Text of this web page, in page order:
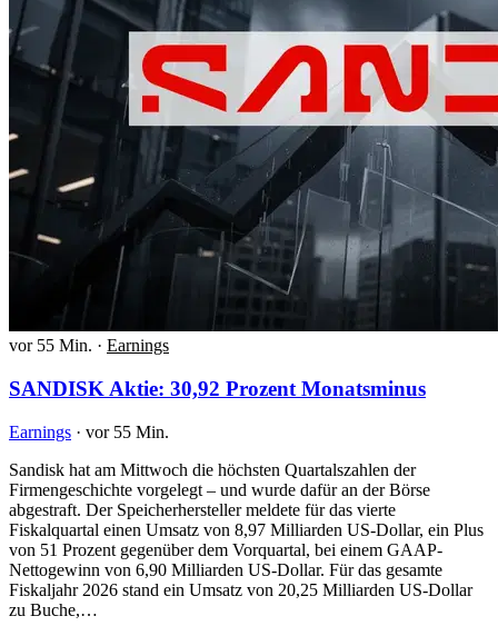
vor 55 Min. · Earnings
SANDISK Aktie: 30,92 Prozent Monatsminus
Earnings · vor 55 Min.
Sandisk hat am Mittwoch die höchsten Quartalszahlen der
Firmengeschichte vorgelegt – und wurde dafür an der Börse
abgestraft. Der Speicherhersteller meldete für das vierte
Fiskalquartal einen Umsatz von 8,97 Milliarden US-Dollar, ein Plus
von 51 Prozent gegenüber dem Vorquartal, bei einem GAAP-
Nettogewinn von 6,90 Milliarden US-Dollar. Für das gesamte
Fiskaljahr 2026 stand ein Umsatz von 20,25 Milliarden US-Dollar
zu Buche,…